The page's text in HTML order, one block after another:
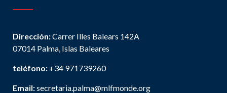
Dirección:Carrer Illes Balears 142A
07014 Palma, Islas Baleares
teléfono: +34 971739260
Email:secretaria.palma@mlfmonde.org